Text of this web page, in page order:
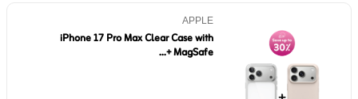
APPLE
iPhone 17 Pro Max Clear Case with
MagSafe +...